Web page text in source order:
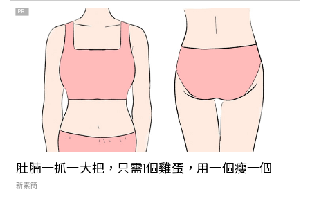
PR
肚腩一抓一大把，只需1個雞蛋，用一個瘦一個
新素簡